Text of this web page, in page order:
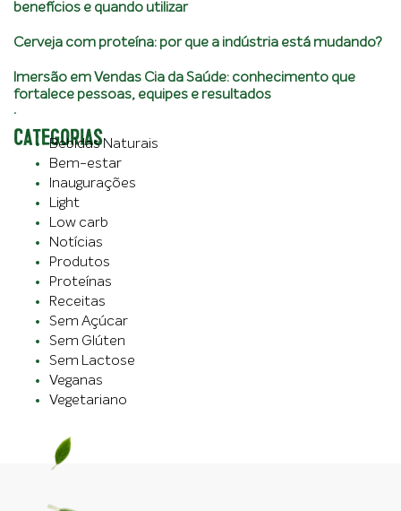
benefícios e quando utilizar
Cerveja com proteína: por que a indústria está mudando?
Imersão em Vendas Cia da Saúde: conhecimento que
fortalece pessoas, equipes e resultados
CATEGORIAS
.
Bebidas Naturais
Bem-estar
Inaugurações
Light
Low carb
Notícias
Produtos
Proteínas
Receitas
Sem Açúcar
Sem Glúten
Sem Lactose
Veganas
Vegetariano